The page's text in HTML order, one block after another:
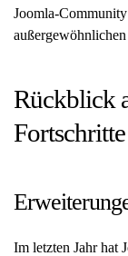
Joomla-
Rückblick
Fortschritte
Im letzten Jahr hat